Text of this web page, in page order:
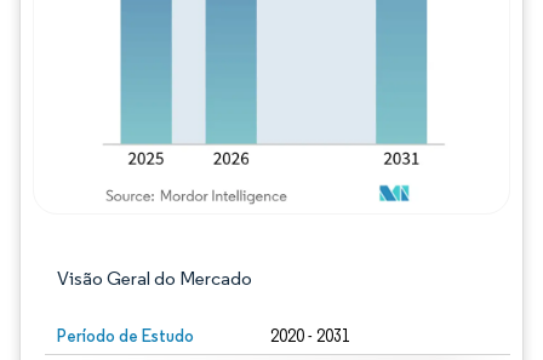
Visão Geral do Mercado
Período de Estudo 2020 - 2031